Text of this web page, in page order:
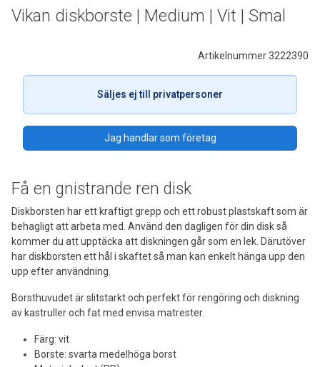
Få en gnistrande ren disk
Diskborsten har ett kraftigt grepp och ett robust plastskaft som är
behagligt att arbeta med. Använd den dagligen för din disk så
kommer du att upptäcka att diskningen går som en lek. Därutöver
har diskborsten ett hål i skaftet så man kan enkelt hänga upp den
upp efter användning.
Borsthuvudet är slitstarkt och perfekt för rengöring och diskning
av kastruller och fat med envisa matrester.
Färg: vit
Borste: svarta medelhöga borst
Artikelnummer 3222390
Säljes ej till privatpersoner
Jag handlar som företag
Vikan diskborste | Medium | Vit | Smal